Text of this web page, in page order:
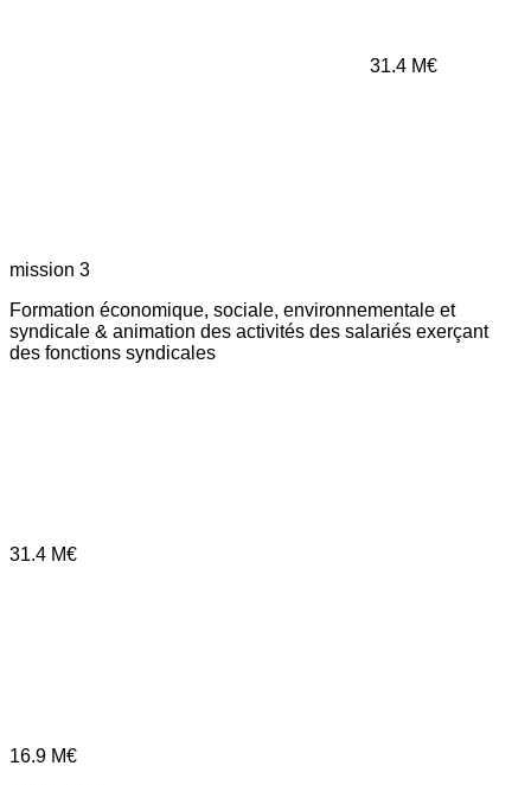
31.4 M€
mission 3
Formation économique, sociale, environnementale et
syndicale & animation des activités des salariés exerçant
des fonctions syndicales
31.4 M€
16.9 M€